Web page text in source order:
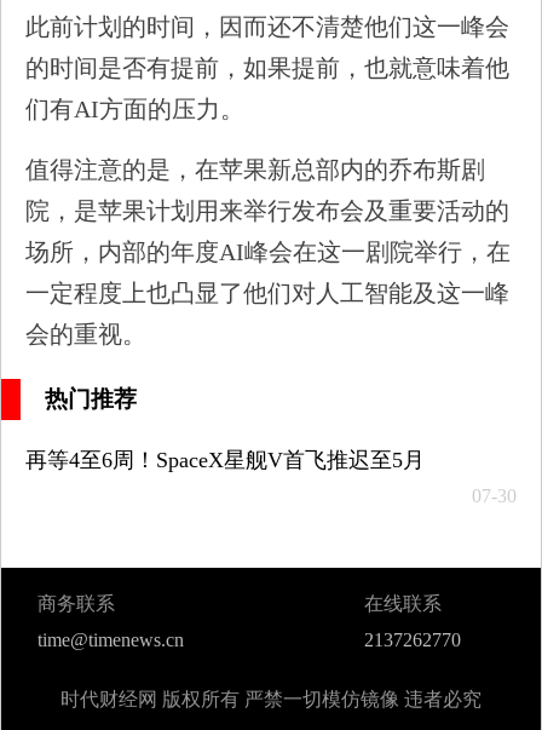
此前计划的时间，因而还不清楚他们这一峰会
的时间是否有提前，如果提前，也就意味着他
们有AI方面的压力。
值得注意的是，在苹果新总部内的乔布斯剧
院，是苹果计划用来举行发布会及重要活动的
场所，内部的年度AI峰会在这一剧院举行，在
一定程度上也凸显了他们对人工智能及这一峰
会的重视。
热门推荐
再等4至6周！SpaceX星舰V首飞推迟至5月
07-30
商务联系
time@timenews.cn
在线联系
2137262770
时代财经网 版权所有 严禁一切模仿镜像 违者必究